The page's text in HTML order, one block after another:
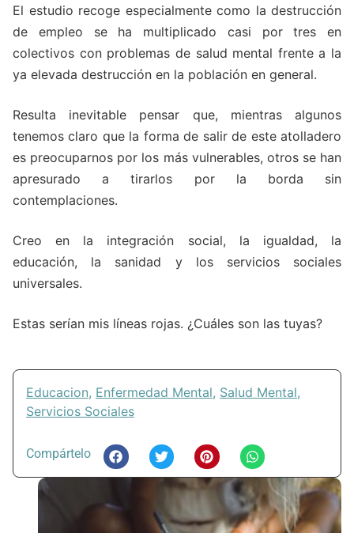
El estudio recoge especialmente como la destrucción
de empleo se ha multiplicado casi por tres en
colectivos con problemas de salud mental frente a la
ya elevada destrucción en la población en general.
Resulta inevitable pensar que, mientras algunos
tenemos claro que la forma de salir de este atolladero
es preocuparnos por los más vulnerables, otros se han
apresurado a tirarlos por la borda sin
contemplaciones.
Creo en la integración social, la igualdad, la
educación, la sanidad y los servicios sociales
universales.
Estas serían mis líneas rojas. ¿Cuáles son las tuyas?
Educacion, Enfermedad Mental, Salud Mental,
Servicios Sociales
Compártelo